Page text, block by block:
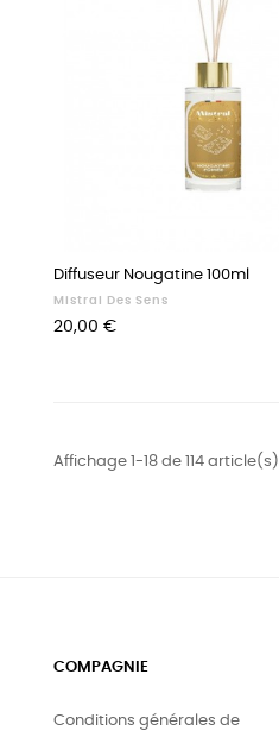
Diffuseur Nougatine 100ml
Mistral Des Sens
Prix
20,00 €
Affichage 1-18 de 114 article(s)
COMPAGNIE
Conditions générales de